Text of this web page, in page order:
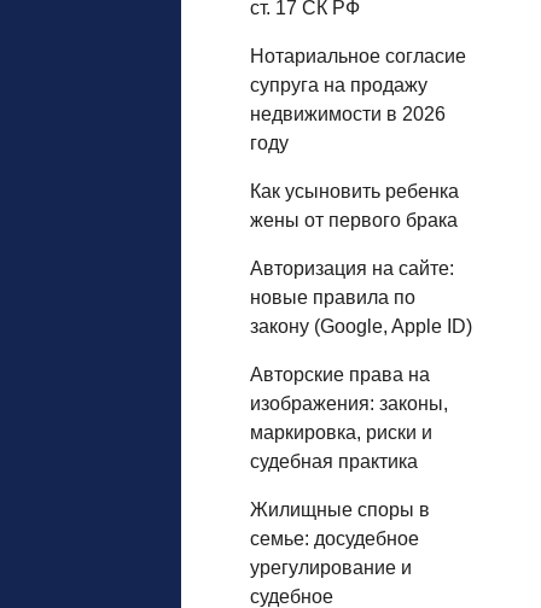
ст. 17 СК РФ
Нотариальное согласие
супруга на продажу
недвижимости в 2026
году
Как усыновить ребенка
жены от первого брака
Авторизация на сайте:
новые правила по
закону (Google, Apple ID)
Авторские права на
изображения: законы,
маркировка, риски и
судебная практика
Жилищные споры в
семье: досудебное
урегулирование и
судебное